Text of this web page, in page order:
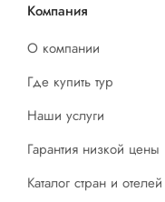
Компания
О компании
Где купить тур
Наши услуги
Гарантия низкой цены
Каталог стран и отелей